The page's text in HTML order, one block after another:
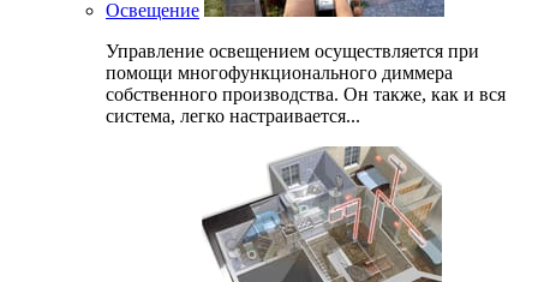
Освещение
Управление освещением осуществляется при
помощи многофункционального диммера
собственного производства. Он также, как и вся
система, легко настраивается...